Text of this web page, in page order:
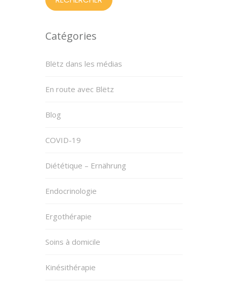
Catégories
Blëtz dans les médias
En route avec Blëtz
Blog
COVID-19
Diététique – Ernährung
Endocrinologie
Ergothérapie
Soins à domicile
Kinésithérapie